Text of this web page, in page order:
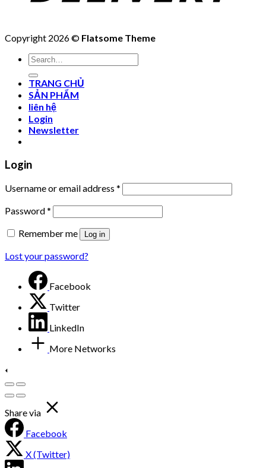
Copyright 2026 © Flatsome Theme
Search
for:
TRANG CHỦ
SẢN PHẨM
liên hệ
Login
Newsletter
Login
Username or email address *
Password*
Remember me
Log in
Lost your password?
Facebook
Twitter
LinkedIn
More Networks
Share via
Facebook
X (Twitter)